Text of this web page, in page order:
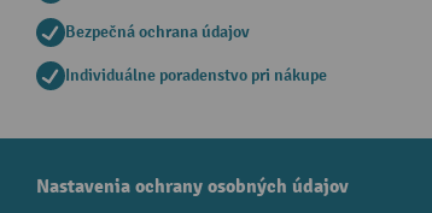
Bezpečná ochrana údajov
Individuálne poradenstvo pri nákupe
Nastavenia ochrany osobných údajov